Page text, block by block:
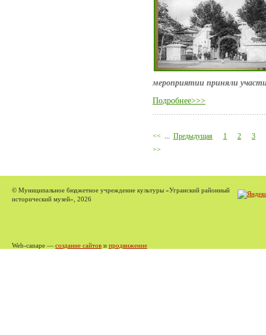
мероприятии приняли
Подробнее>>>
<< Предыдущая 1 2
3
>>
© Муниципальное бюджетное учреждение культуры «Угранский районный
исторический музей», 2026
Web-canape — создание сайтов и продвижение